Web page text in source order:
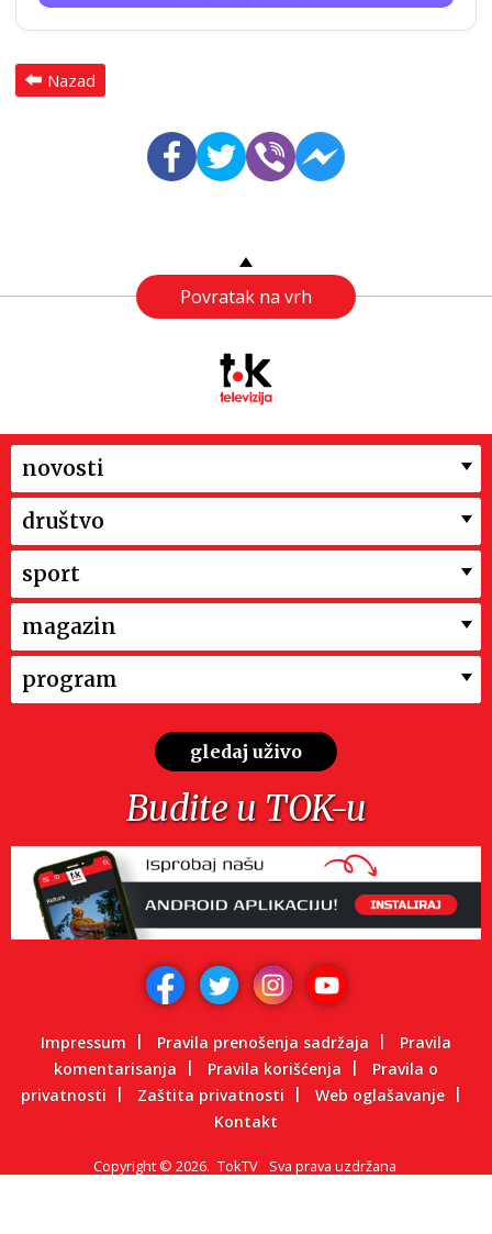
Nazad
Povratak na vrh
novosti
društvo
sport
magazin
program
gledaj uživo
Budite u TOK-u
Impressum Pravila prenošenja sadržaja
Pravila
komentarisanja
Pravila korišćenja
Pravila o
privatnosti
Zaštita privatnosti
Web oglašavanje
Kontakt
Copyright © 2026. TokTV Sva prava uzdržana